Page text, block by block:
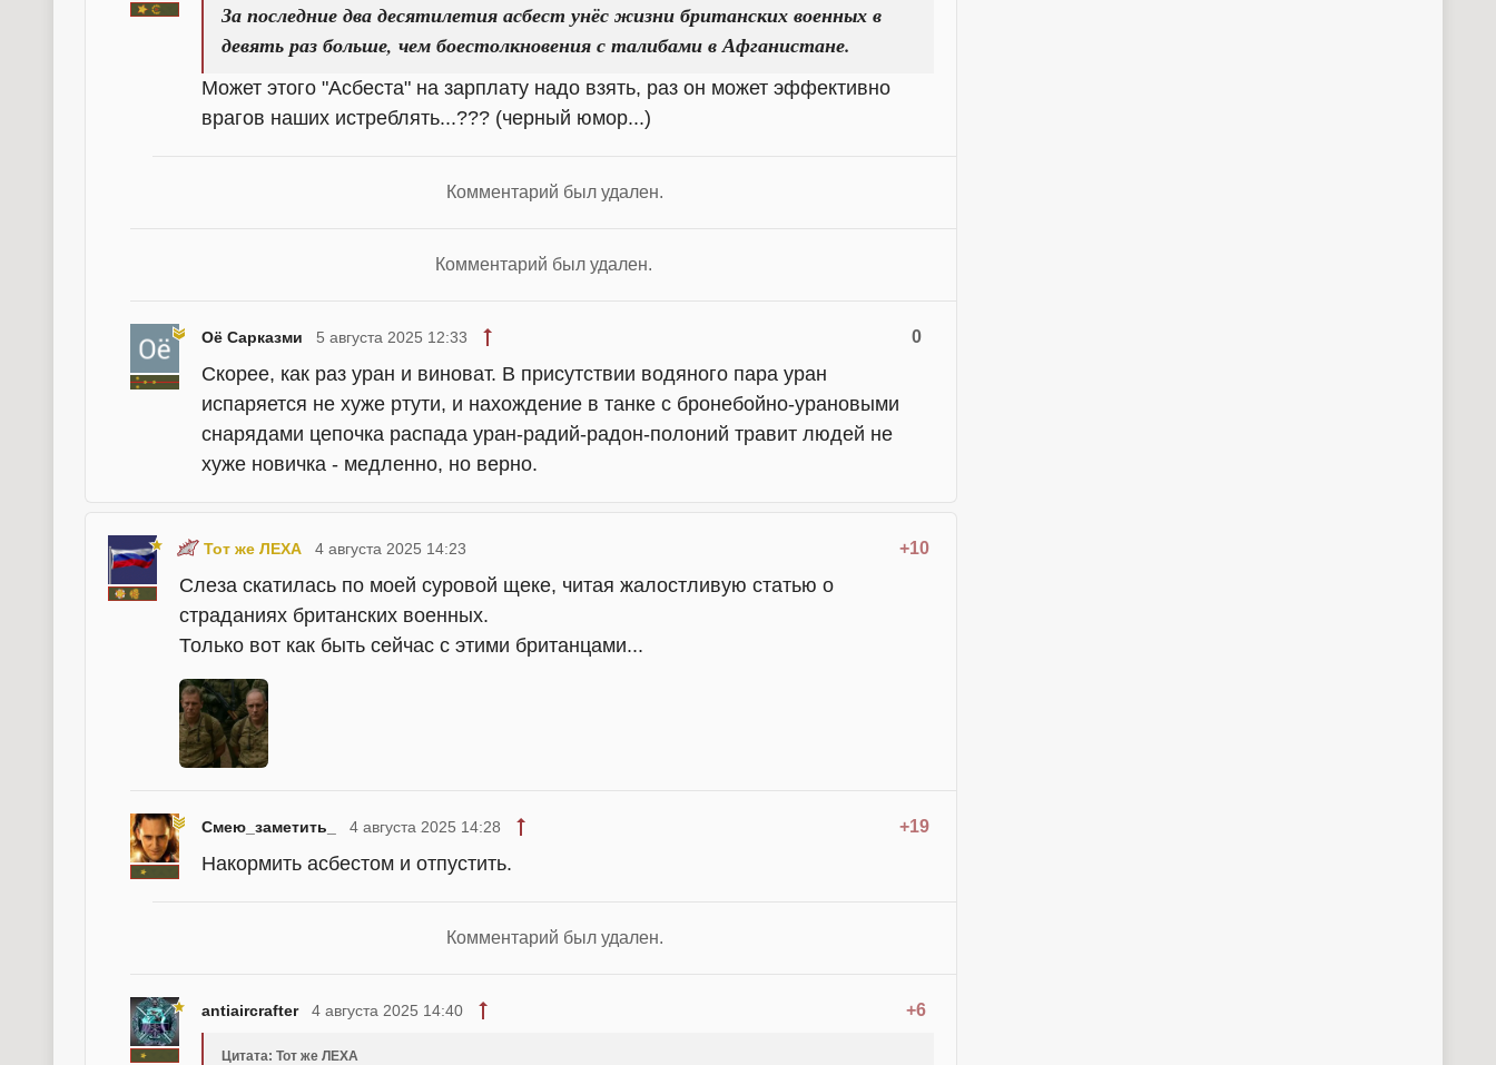
За последние два десятилетия асбест унёс жизни британских военных в
девять раз больше, чем боестолкновения с талибами в Афганистане.
Может этого "Асбеста" на зарплату надо взять, раз он может эффективно
врагов наших истреблять...??? (черный юмор...)
Комментарий был удален.
Комментарий был удален.
Оё Сарказми 0
5 августа 2025 12:33
Скорее, как раз уран и виноват. В присутствии водяного пара уран
испаряется не хуже ртути, и нахождение в танке с бронебойно-урановыми
снарядами цепочка распада уран-радий-радон-полоний травит людей не
хуже новичка - медленно, но верно.
Тот же ЛЕХА +10
4 августа 2025 14:23
Слеза скатилась по моей суровой щеке, читая жалостливую статью о
страданиях британских военных.
Только вот как быть сейчас с этими британцами...
Смею_заметить_ +19
4 августа 2025 14:28
Накормить асбестом и отпустить.
Комментарий был удален.
antiaircrafter +6
4 августа 2025 14:40
Цитата: Тот же ЛЕХА